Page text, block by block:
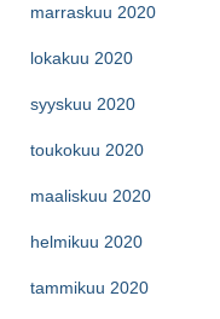
marraskuu 2020
lokakuu 2020
syyskuu 2020
toukokuu 2020
maaliskuu 2020
helmikuu 2020
tammikuu 2020